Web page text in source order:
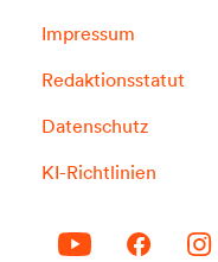
Impressum
Redaktionsstatut
Datenschutz
KI-Richtlinien